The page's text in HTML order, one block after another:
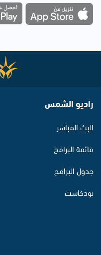
راديو الشمس
البث المباشر
قائمة البرامج
جدول البرامج
بودكاست